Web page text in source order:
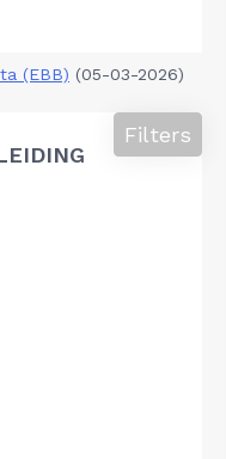
(EBB) (05-03-2026)
Filters